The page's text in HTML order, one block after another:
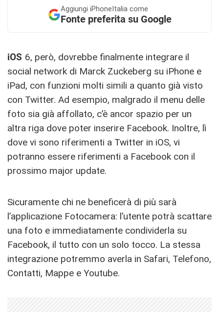
Aggiungi iPhoneItalia come
Fonte preferita su Google
iOS 6, però, dovrebbe finalmente integrare il
social network di Marck Zuckeberg su iPhone e
iPad, con funzioni molti simili a quanto già visto
con Twitter. Ad esempio, malgrado il menu delle
foto sia già affollato, c’è ancor spazio per un
altra riga dove poter inserire Facebook. Inoltre, lì
dove vi sono riferimenti a Twitter in iOS, vi
potranno essere riferimenti a Facebook con il
prossimo major update.
Sicuramente chi ne beneficerà di più sarà
l’applicazione Fotocamera: l’utente potrà scattare
una foto e immediatamente condividerla su
Facebook, il tutto con un solo tocco. La stessa
integrazione potremmo averla in Safari, Telefono,
Contatti, Mappe e Youtube.